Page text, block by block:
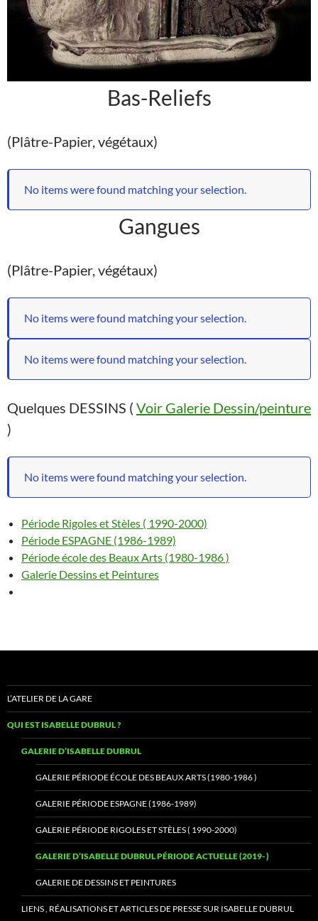
Bas-Reliefs
(Plâtre-Papier, végétaux)
No items were found matching your selection.
Gangues
(Plâtre-Papier, végétaux)
No items were found matching your selection.
No items were found matching your selection.
Quelques DESSINS ( Voir Galerie Dessin/peinture
)
No items were found matching your selection.
Période Rigoles et Stèles ( 1990-2000)
Période ESPAGNE (1986-1989)
Période école des Beaux Arts (1980-1986 )
Galerie Dessins et Peintures
L’ATELIER DE LA GARE
QUI EST ISABELLE DUBRUL ?
GALERIE D’ISABELLE DUBRUL
GALERIE PÉRIODE ÉCOLE DES BEAUX ARTS (1980-1986 )
GALERIE PÉRIODE ESPAGNE (1986-1989)
GALERIE PÉRIODE RIGOLES ET STÈLES ( 1990-2000)
GALERIE D’ISABELLE DUBRUL PÉRIODE ACTUELLE (2019- )
GALERIE DE DESSINS ET PEINTURES
LIENS , RÉALISATIONS ET ARTICLES DE PRESSE SUR ISABELLE DUBRUL